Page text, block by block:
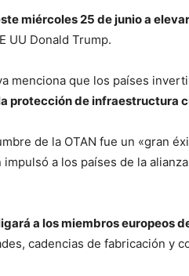
miércoles 25 de junio a
UU Donald Trump.
menciona que los países
protección de infraestructura
de la OTAN fue un «gran
impulsó a los países de la
a los miembros europeos
cadencias de fabricación y